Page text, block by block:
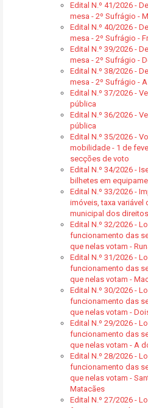
Edital N.º 41/2026 -
mesa - 2º Sufrágio -
Edital N.º 40/2026 -
mesa - 2º Sufrágio -
Edital N.º 39/2026 -
mesa - 2º Sufrágio -
Edital N.º 38/2026 -
mesa - 2º Sufrágio -
Edital N.º 37/2026 -
pública
Edital N.º 36/2026 -
pública
Edital N.º 35/2026 -
mobilidade - 1 de
secções de voto
Edital N.º 34/2026 -
bilhetes em
Edital N.º 33/2026 -
imóveis, taxa variável
municipal dos
Edital N.º 32/2026 -
funcionamento das
que nelas votam -
Edital N.º 31/2026 -
funcionamento das
que nelas votam -
Edital N.º 30/2026 -
funcionamento das
que nelas votam -
Edital N.º 29/2026 -
funcionamento das
que nelas votam - A
Edital N.º 28/2026 -
funcionamento das
que nelas votam -
Matacães
Edital N.º 27/2026 -